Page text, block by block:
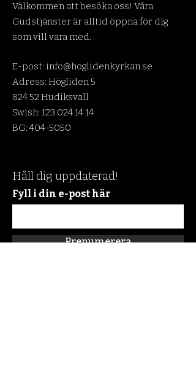
Välkommen att besöka oss! Våra
Gudstjänster är alltid öppna för dig
som vill vara med.
E-post: info@hoglidenkyrkan.se
Adress: Högliden 5
824 52 Hudiksvall
Swish: 123 024 14 14
BG:404-5050
Håll dig uppdaterad!
Fyll i din e-post här
Prenumerera